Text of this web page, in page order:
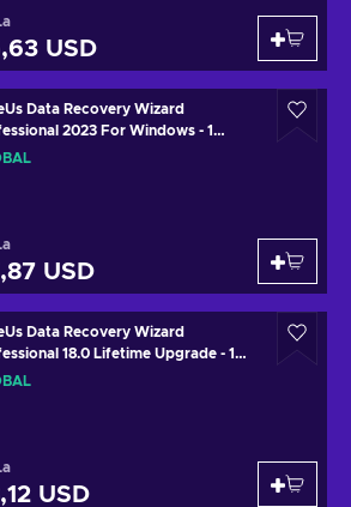
USD
Data Recovery Wizard
2023 For Windows - 1
1 Year Key GLOBAL
USD
Data Recovery Wizard
18.0 Lifetime Upgrade - 1
Lifetime Key GLOBAL
USD